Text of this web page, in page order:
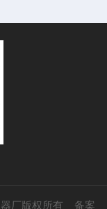
器厂版权所有 备案